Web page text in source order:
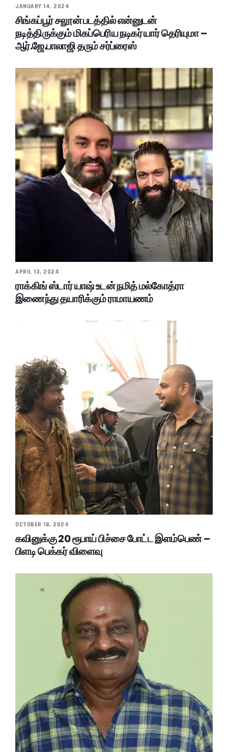
JANUARY 14, 2024
சிங்கப்பூர் சலூன் படத்தில் என்னுடன்
நடித்திருக்கும் மிகப்பெரிய நடிகர் யார் தெரியுமா –
ஆர்.ஜே.பாலாஜி தரும் சர்ப்ரைஸ்
APRIL 13, 2024
ராக்கிங் ஸ்டார் யாஷ் உடன் நமித் மல்கோத்ரா
இணைந்து தயாரிக்கும் ராமாயணம்
OCTOBER 18, 2024
கவினுக்கு 20 ரூபாய் பிச்சை போட்ட இளம்பெண் –
பிளடி பெக்கர் விளைவு